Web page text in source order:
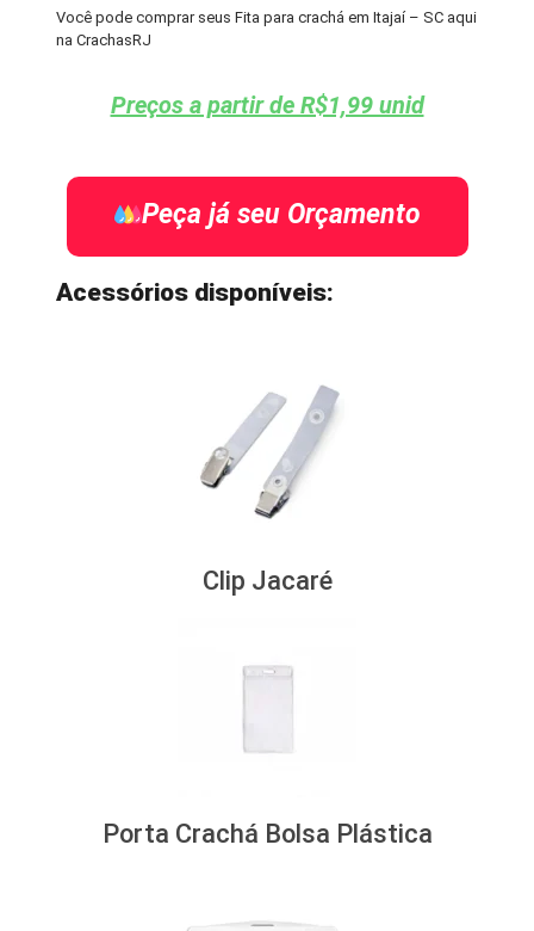
Você pode comprar seus Fita para crachá em Itajaí – SC aqui
na CrachasRJ
Preços a partir de R$1,99 unid
Peça já seu Orçamento
Acessórios disponíveis:
Clip Jacaré
Porta Crachá Bolsa Plástica